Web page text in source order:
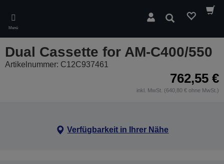
main
content
Menü
Suchen
Dual Cassette for AM-C400/550
Artikelnummer: C12C937461
762,55 €
inkl. MwSt. (640,80 € ohne MwSt.)
Verfügbarkeit in Ihrer Nähe